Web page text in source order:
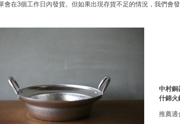
會在3個工作日內發貨。但如果出現存貨不足的情況，我們會
中村銅
什錦火
推薦適